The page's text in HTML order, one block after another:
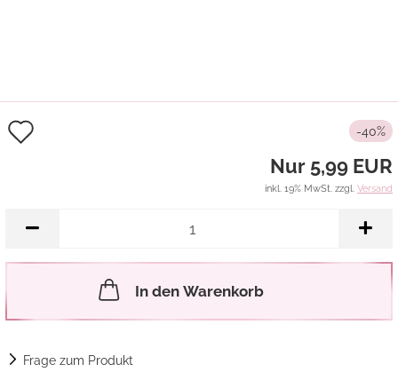
-40%
Nur 5,99 EUR
inkl. 19% MwSt. zzgl. Versand
In den Warenkorb
Frage zum Produkt